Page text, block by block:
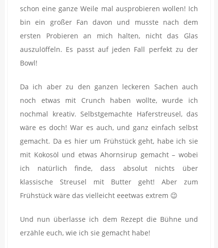
schon eine ganze Weile mal ausprobieren wollen! Ich
bin ein großer Fan davon und musste nach dem
ersten Probieren an mich halten, nicht das Glas
auszulöffeln. Es passt auf jeden Fall perfekt zu der
Bowl!
Da ich aber zu den ganzen leckeren Sachen auch
noch etwas mit Crunch haben wollte, wurde ich
nochmal kreativ. Selbstgemachte Haferstreusel, das
wäre es doch! War es auch, und ganz einfach selbst
gemacht. Da es hier um Frühstück geht, habe ich sie
mit Kokosöl und etwas Ahornsirup gemacht – wobei
ich natürlich finde, dass absolut nichts über
klassische Streusel mit Butter geht! Aber zum
Frühstück wäre das vielleicht eeetwas extrem 😉
Und nun überlasse ich dem Rezept die Bühne und
erzähle euch, wie ich sie gemacht habe!